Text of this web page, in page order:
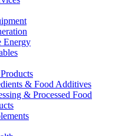
Energy
& Food Additives
& Processed Food